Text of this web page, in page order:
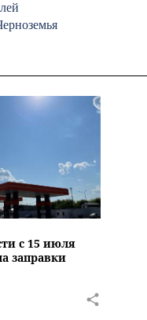
с 15 июля
заправки